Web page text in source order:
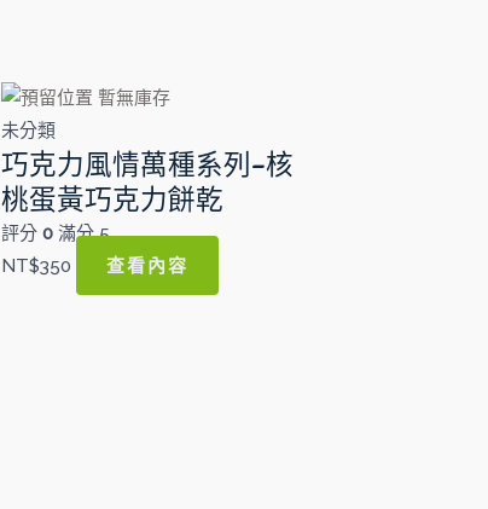
暫無庫存
未分類
巧克力風情萬種系列–核
桃蛋黃巧克力餅乾
評分0 滿分 5
NT$350 查看內容